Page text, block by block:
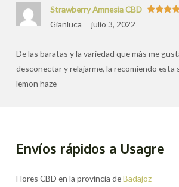
Strawberry Amnesia CBD
Gianluca
julio 3, 2022
De las baratas y la variedad que más me
desconectar y relajarme, la recomiendo esta
lemon haze
Envíos rápidos a Usagre
Flores CBD en la provincia deBadajoz